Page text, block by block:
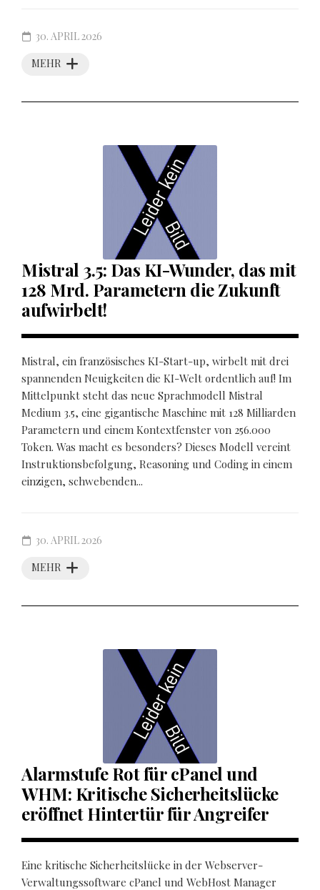
MEHR
30. APRIL 2026
Mistral 3.5: Das KI-Wunder, das mit
128 Mrd. Parametern die Zukunft
aufwirbelt!
Mistral, ein französisches KI-Start-up, wirbelt mit drei
spannenden Neuigkeiten die KI-Welt ordentlich auf! Im
Mittelpunkt steht das neue Sprachmodell Mistral
Medium 3.5, eine gigantische Maschine mit 128 Milliarden
Parametern und einem Kontextfenster von 256.000
Token. Was macht es besonders? Dieses Modell vereint
Instruktionsbefolgung, Reasoning und Coding in einem
einzigen, schwebenden...
MEHR
30. APRIL 2026
Alarmstufe Rot für cPanel und
WHM: Kritische Sicherheitslücke
eröffnet Hintertür für Angreifer
Eine kritische Sicherheitslücke in der Webserver-
Verwaltungssoftware cPanel und WebHost Manager